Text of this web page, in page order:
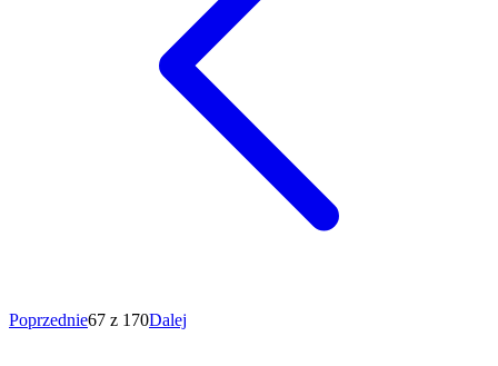
Poprzednie67 z 170Dalej